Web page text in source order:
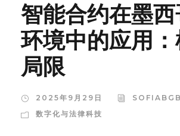
智能合约在墨
环境中的应用
局限
2025年9月29日
数字化与法律科技